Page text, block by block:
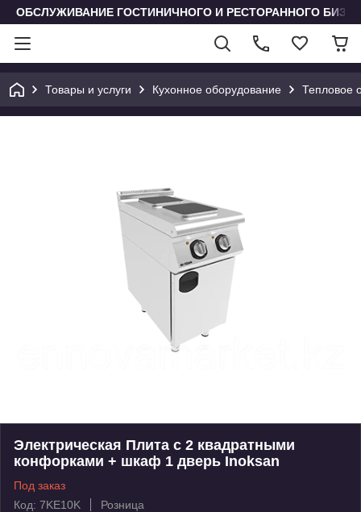
ОБСЛУЖИВАНИЕ ГОСТИНИЧНОГО И РЕСТОРАННОГО
Товары и услуги Кухонное оборудование Тепловое
Электрическая Плита с 2 квадратными
конфорками + шкаф 1 дверь Inoksan
Под заказ
Код: 7KE10K
Розница